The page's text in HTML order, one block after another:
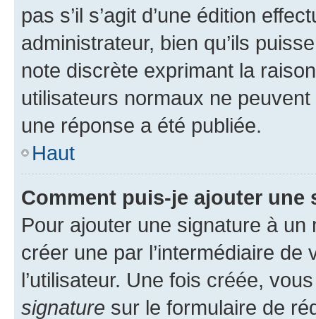
pas s’il s’agit d’une édition
administrateur, bien qu’ils
note discrète exprimant la
utilisateurs normaux ne
une réponse a été publiée.
Haut
Comment puis-je ajouter une
Pour ajouter une signature à un
créer une par l’intermédiaire
l’utilisateur. Une fois créée,
signature sur le formulaire de